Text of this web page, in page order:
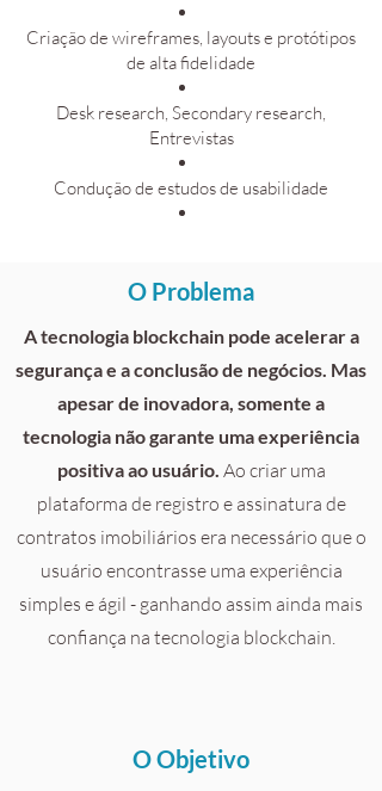
Criação de wireframes, layouts e protótipos
de alta fidelidade
Desk research, Secondary research,
Entrevistas
Condução de estudos de usabilidade
O Problema
A tecnologia blockchain pode acelerar a
segurança e a conclusão de negócios. Mas
apesar de inovadora, somente a
tecnologia não garante uma experiência
positiva ao usuário. Ao criar uma
plataforma de registro e assinatura de
contratos imobiliários era necessário que o
usuário encontrasse uma experiência
simples e ágil - ganhando assim ainda mais
confiança na tecnologia blockchain.
O Objetivo